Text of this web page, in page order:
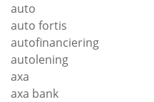
auto
auto fortis
autofinanciering
autolening
axa
axa bank